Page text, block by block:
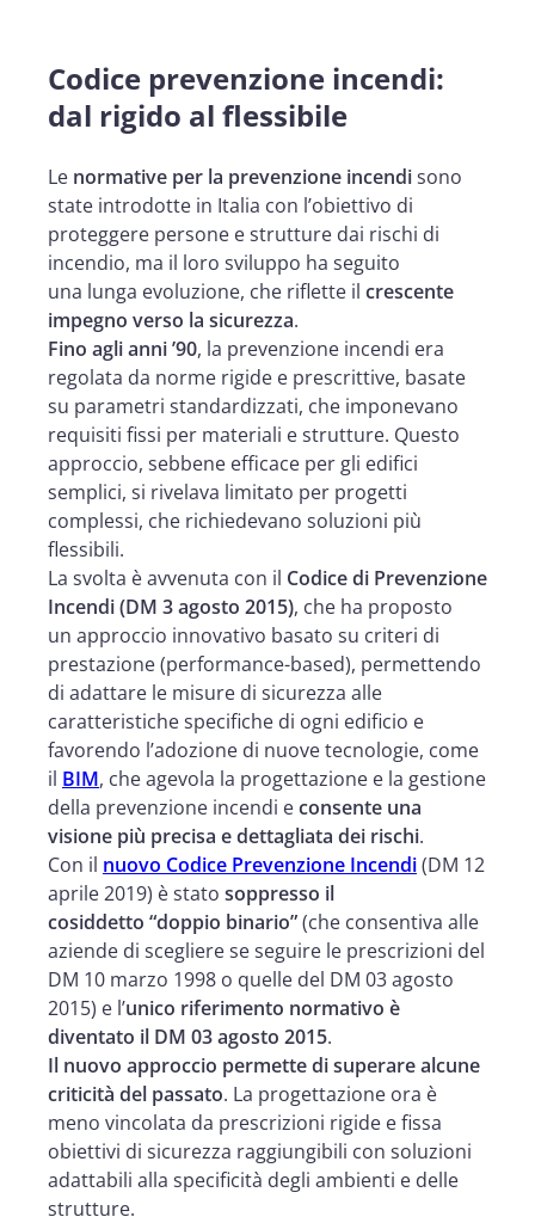
Codice prevenzione incendi:
dal rigido al flessibile
Le normative per la prevenzione incendisono
state introdotte in Italia con l’obiettivo di
proteggere persone e strutture dai rischi di
incendio, ma il loro sviluppo ha seguito
una lunga evoluzione, che riflette il crescente
impegno verso la sicurezza.
Fino agli anni ’90, la prevenzione incendi era
regolata da norme rigide e prescrittive, basate
su parametri standardizzati, che imponevano
requisiti fissi per materiali e strutture. Questo
approccio, sebbene efficace per gli edifici
semplici, si rivelava limitato per progetti
complessi, che richiedevano soluzioni più
flessibili.
La svolta è avvenuta con il Codice di Prevenzione
Incendi (DM 3 agosto 2015), che ha proposto
un approccio innovativo basato su criteri di
prestazione (performance-based), permettendo
di adattare le misure di sicurezza alle
caratteristiche specifiche di ogni edificio e
favorendo l’adozione di nuove tecnologie, come
il BIM, che agevola la progettazione e la gestione
della prevenzione incendi econsente una
visione più precisa e dettagliata dei rischi.
Con il nuovo Codice Prevenzione Incendi(DM 12
aprile 2019) è stato soppresso il
cosiddetto “doppio binario”(che consentiva alle
aziende di scegliere se seguire le prescrizioni del
DM 10 marzo 1998 o quelle del DM 03 agosto
2015) e l’unico riferimento normativo è
diventato il DM 03 agosto 2015.
Il nuovo approccio permette di superare alcune
criticità del passato. La progettazione ora è
meno vincolata da prescrizioni rigide e fissa
obiettivi di sicurezza raggiungibili con soluzioni
adattabili alla specificità degli ambienti e delle
strutture.